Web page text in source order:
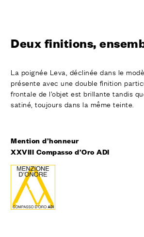
Deux finitions,
La poignée Leva, déclinée dans le
présente avec une double finition
frontale de l’objet est brillante tandis
satiné, toujours dans la même teinte.
Mention d’honneur
XXVIII Compasso d’Oro ADI